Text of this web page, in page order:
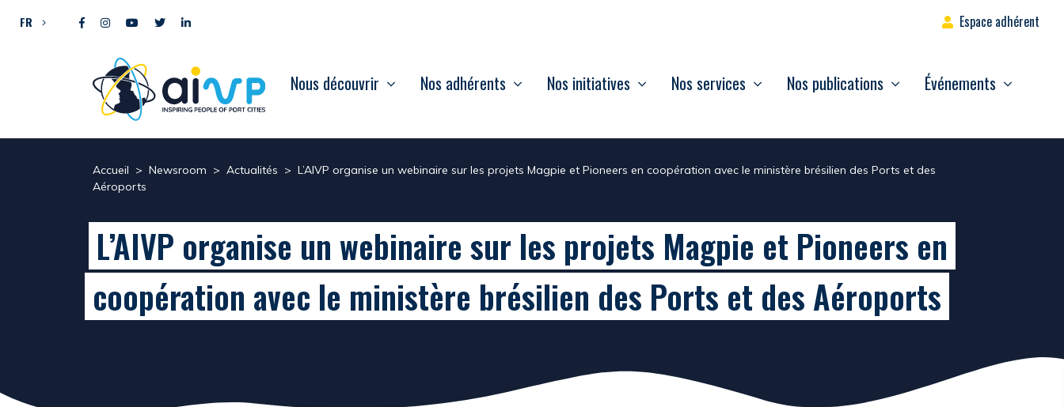
FR Espace adhérent
Nous découvrir Nos adhérents Nos initiatives Nos services Nos publications Événements
Accueil > Newsroom > Actualités > L’AIVP organise un webinaire sur les projets Magpie et Pioneers en coopération avec le ministère brésilien des Ports et des
Aéroports
L’AIVP organise un webinaire sur les projets Magpie et Pioneers en
coopération avec le ministère brésilien des Ports et des Aéroports